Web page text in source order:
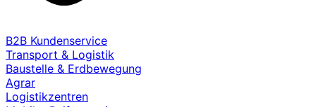
B2B Kundenservice
Transport & Logistik
Baustelle & Erdbewegung
Agrar
Logistikzentren